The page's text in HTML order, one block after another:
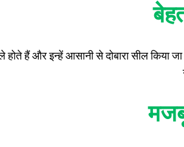
होते हैं और इन्हें आसानी से दोबारा सील किया